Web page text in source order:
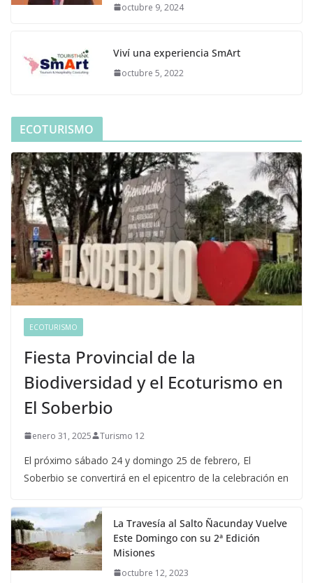
octubre 9, 2024
Viví una experiencia SmArt
octubre 5, 2022
ECOTURISMO
ECOTURISMO
Fiesta Provincial de la
Biodiversidad y el Ecoturismo en
El Soberbio
enero 31, 2025 Turismo 12
El próximo sábado 24 y domingo 25 de febrero, El
Soberbio se convertirá en el epicentro de la celebración en
La Travesía al Salto Ñacunday Vuelve
Este Domingo con su 2ª Edición
Misiones
octubre 12, 2023